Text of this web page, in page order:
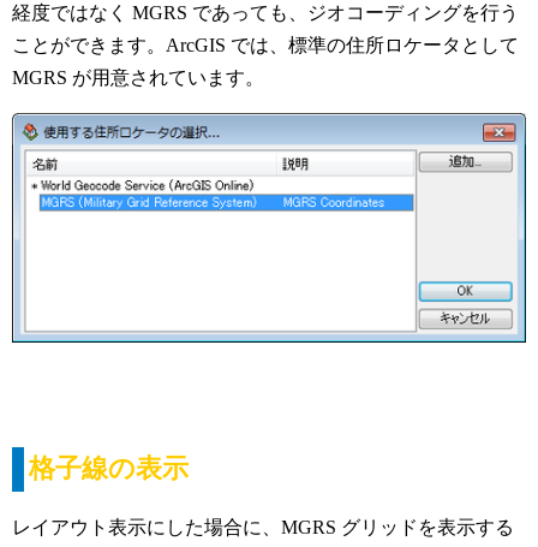
経度ではなく MGRS であっても、ジオコーディングを行う
ことができます。ArcGIS では、標準の住所ロケータとして
MGRS が用意されています。
格子線の表示
レイアウト表示にした場合に、MGRS グリッドを表示する